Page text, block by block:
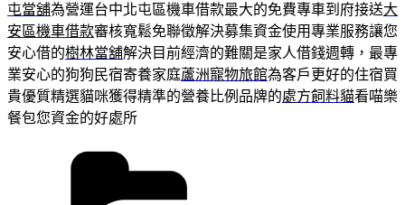
屯當舖為營運台中北屯區機車借款最大的免費專車到府接送大
安區機車借款審核寬鬆免聯徵解決募集資金使用專業服務讓您
安心借的樹林當舖解決目前經濟的難關是家人借錢週轉，最專
業安心的狗狗民宿寄養家庭蘆洲寵物旅館為客戶更好的住宿買
貴優質精選貓咪獲得精準的營養比例品牌的處方飼料貓看喵樂
餐包您資金的好處所